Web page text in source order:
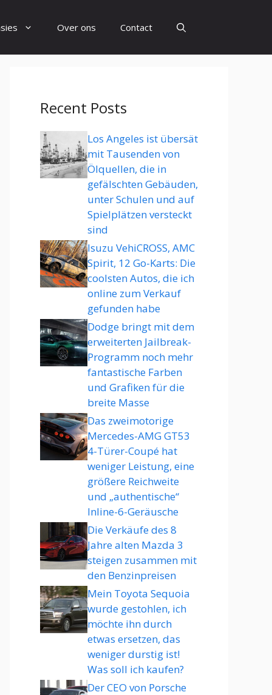
Over ons Contact
Recent Posts
Los Angeles ist übersät
mit Tausenden von
Ölquellen, die in
gefälschten Gebäuden,
unter Schulen und auf
Spielplätzen versteckt
sind
Isuzu VehiCROSS, AMC
Spirit, 12 Go-Karts: Die
coolsten Autos, die ich
online zum Verkauf
gefunden habe
Dodge bringt mit dem
erweiterten Jailbreak-
Programm noch mehr
fantastische Farben
und Grafiken für die
breite Masse
Das zweimotorige
Mercedes-AMG GT53
4-Türer-Coupé hat
weniger Leistung, eine
größere Reichweite
und „authentische“
Inline-6-Geräusche
Die Verkäufe des 8
Jahre alten Mazda 3
steigen zusammen mit
den Benzinpreisen
Mein Toyota Sequoia
wurde gestohlen, ich
möchte ihn durch
etwas ersetzen, das
weniger durstig ist!
Was soll ich kaufen?
Der CEO von Porsche